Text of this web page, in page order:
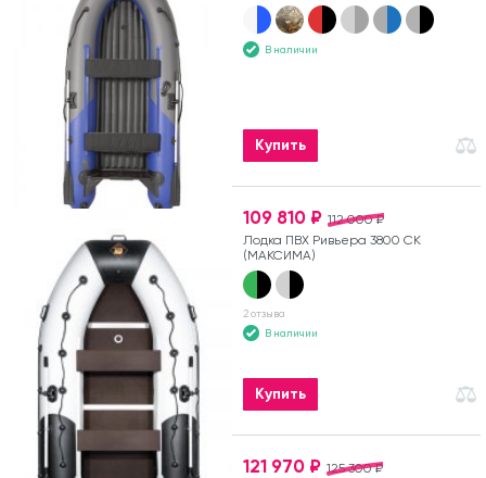
В наличии
Купить
112 000 ₽
109 810 ₽
Лодка ПВХ Ривьера 3800 СК
(МАКСИМА)
2 отзыва
В наличии
Купить
125 300 ₽
121 970 ₽